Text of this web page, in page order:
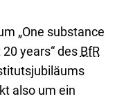
„One substance
years“ des BfR
also um ein